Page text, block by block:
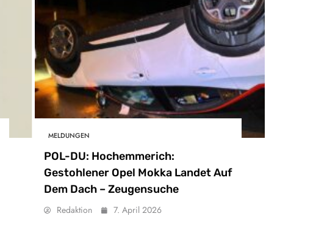
MELDUNGEN
POL-DU: Hochemmerich:
Gestohlener Opel Mokka Landet Auf
Dem Dach – Zeugensuche
Redaktion 7. April 2026